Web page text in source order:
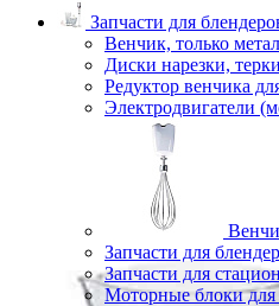
Запчасти для
Венчик, только
Диски нарезки,
Редуктор венчика
Электродвигатели
Запчасти для
Запчасти для
Моторные блоки